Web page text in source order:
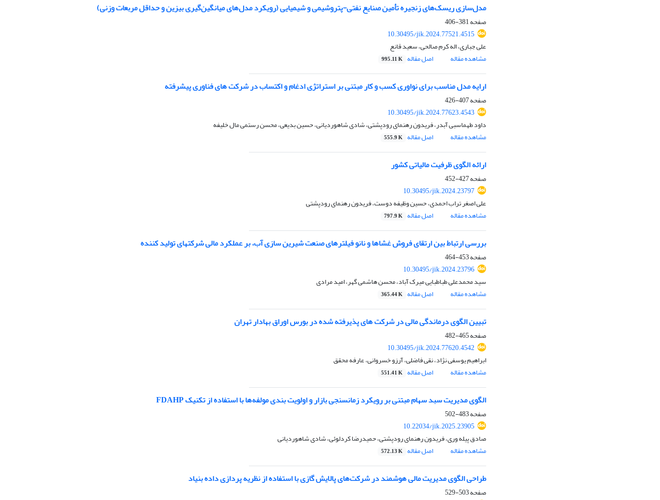
مدل‌سازی ریسک‌های زنجیره ‌تأمین صنایع نفتی-پتروشیمی و شیمیایی (رویکرد مدل‌های میانگین‌گیری بیزین و حداقل مربعات وزنی)
صفحه381-406
10.30495/jik.2024.77521.4515
علی جباری، اله کرم صالحی، سعید قانع
مشاهده مقاله
اصل مقاله 995.11 K
ارایه مدل مناسب برای نواوری کسب و کار مبتنی بر استراتژی ادغام و اکتساب در شرکت های فناوری پیشرفته
صفحه407-426
10.30495/jik.2024.77623.4543
داود طهماسبی آبدر، فریدون رهنمای رودپشتی، شادی شاهوردیانی، حسین بدیعی، محسن رستمی مال خلیفه
مشاهده مقاله
اصل مقاله 555.9 K
ارائه الگوی ظرفیت مالیاتی کشور
صفحه427-452
10.30495/jik.2024.23797
علی اصغر تراب احمدی، حسین وظیفه دوست، فریدون رهنمای رودپشتی
مشاهده مقاله
اصل مقاله 797.9 K
بررسی ارتباط بین ارتقای فروش غشاها و نانو فیلترهای صنعت شیرین سازی آب، بر عملکرد مالی شرکتهای تولید کننده
صفحه453-464
10.30495/jik.2024.23796
سید محمدعلی طباطبایی میرک آباد، محسن هاشمی گهر، امید مرادی
مشاهده مقاله
اصل مقاله 365.44 K
تبیین الگوی درماندگی مالی در شرکت های پذیرفته شده در بورس اوراق بهادار تهران
صفحه465-482
10.30495/jik.2024.77620.4542
ابراهیم یوسفی نژاد، نقی فاضلی، آرزو خسروانی، عارفه محقق
مشاهده مقاله
اصل مقاله 551.41 K
الگوی مدیریت سبد سهام مبتنی بر رویکرد زمانسنجی بازار و اولویت بندی مولفه‌ها با استفاده از تکنیک FDAHP
صفحه483-502
10.22034/jik.2025.23905
صادق پیله وری، فریدون رهنمای رودپشتی، حمیدرضا کردلوئی، شادی شاهوردیانی
مشاهده مقاله
اصل مقاله 572.13 K
طراحی الگوی مدیریت مالی هوشمند در شرکت‌های پالایش گازی با استفاده از نظریه پردازی داده بنیاد
صفحه503-529